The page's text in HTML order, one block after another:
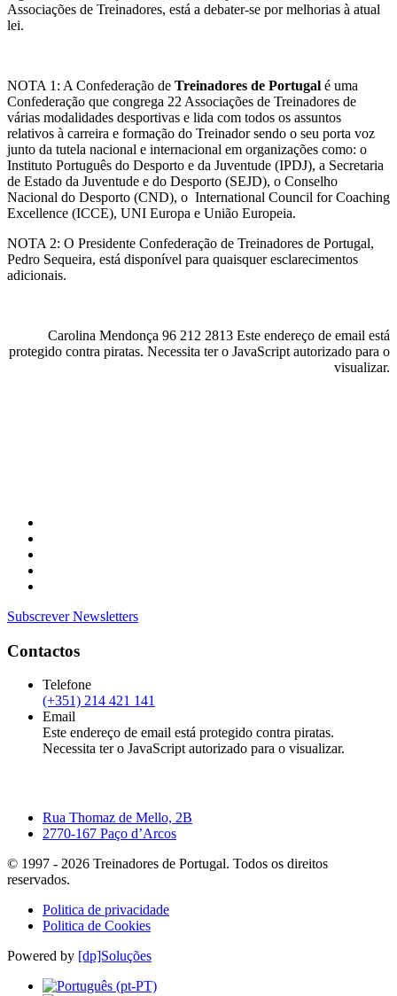
Associações de Treinadores, está a debater-se por melhorias à atual
lei.
NOTA 1: A Confederação de Treinadores de Portugal é uma
Confederação que congrega 22 Associações de Treinadores de
várias modalidades desportivas e lida com todos os assuntos
relativos à carreira e formação do Treinador sendo o seu porta voz
junto da tutela nacional e internacional em organizações como: o
Instituto Português do Desporto e da Juventude (IPDJ), a Secretaria
de Estado da Juventude e do Desporto (SEJD), o Conselho
Nacional do Desporto (CND), o International Council for Coaching
Excellence (ICCE), UNI Europa e União Europeia.
NOTA 2: O Presidente Confederação de Treinadores de Portugal,
Pedro Sequeira, está disponível para quaisquer esclarecimentos
adicionais.
Carolina Mendonça 96 212 2813 Este endereço de email está
protegido contra piratas. Necessita ter o JavaScript autorizado para o
visualizar.
Subscrever Newsletters
Contactos
Telefone
(+351) 214 421 141
Email
Este endereço de email está protegido contra piratas.
Necessita ter o JavaScript autorizado para o visualizar.
Rua Thomaz de Mello, 2B
2770-167 Paço d’Arcos
© 1997 - 2026 Treinadores de Portugal. Todos os direitos
reservados.
Politica de privacidade
Politica de Cookies
Powered by [dp]Soluções